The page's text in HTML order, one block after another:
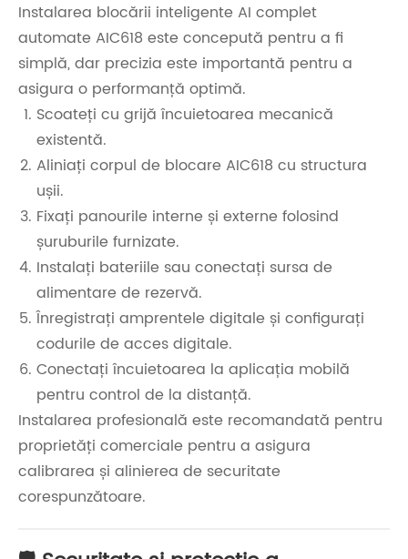
Instalarea blocării inteligente AI complet
automate AIC618 este concepută pentru a fi
simplă, dar precizia este importantă pentru a
asigura o performanță optimă.
Scoateți cu grijă încuietoarea mecanică
existentă.
Aliniați corpul de blocare AIC618 cu structura
ușii.
Fixați panourile interne și externe folosind
șuruburile furnizate.
Instalați bateriile sau conectați sursa de
alimentare de rezervă.
Înregistrați amprentele digitale și configurați
codurile de acces digitale.
Conectați încuietoarea la aplicația mobilă
pentru control de la distanță.
Instalarea profesională este recomandată pentru
proprietăți comerciale pentru a asigura
calibrarea și alinierea de securitate
corespunzătoare.